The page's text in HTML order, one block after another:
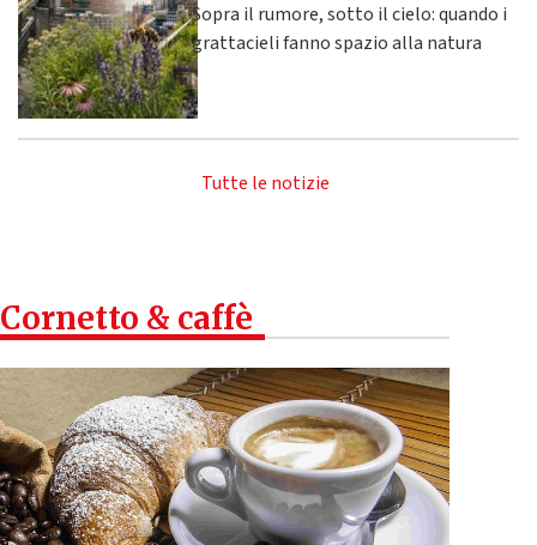
Sopra il rumore, sotto il cielo: quando i
grattacieli fanno spazio alla natura
Tutte le notizie
Cornetto & caffè